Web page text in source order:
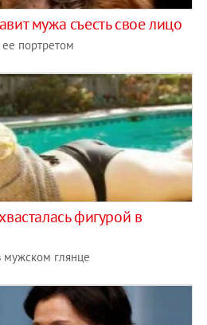
мужа съесть свое лицо
портретом
фигурой в
мужском глянце